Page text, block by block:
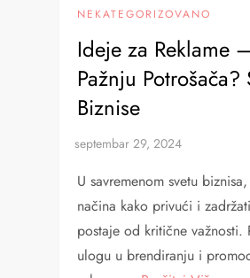
NEKATEGORIZOVANO
Ideje za Reklame
Pažnju Potrošača?
Biznise
U savremenom svetu
načina kako privući i
postaje od kritične važnosti.
ulogu u brendiranju i